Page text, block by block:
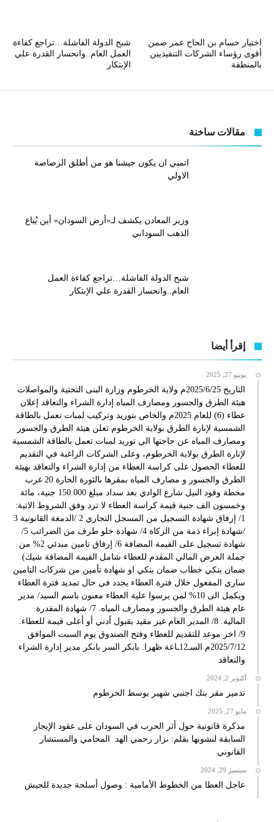
شبح الدولة الفاشلة…تراجع كفاءة
العمل العام..وانحسار القدرة علي
الإبتكار
اختيار حسام بن الحاج عمر ضمن
أقوى رؤساء الشركات التنفيذيين
بالمنطقة
مقالات ساخنة
اتمني ان يكون جيشنا هو من أطلق الرصاصة
الاولي
وزير المعادن يكشف لـ«أرض السودان» أين يُباع
الذهب السوداني
شبح الدولة الفاشلة…تراجع كفاءة العمل
العام..وانحسار القدرة علي الإبتكار
إقرأ أيضا
يونيو 27, 2025
التاريخ 2025/6/25م ولاية الخرطوم وزارة البنى التحتية والمواصلات
هيئة الطرق والجسور ومصارف المياه إدارة الشراء والتعاقد إعلان
عطاء (6) للعام 2025م والخاص بتوريد وتركيب لمبات تعمل بالطاقة
الشمسية لإنارة الطرق بولاية الخرطوم تعلن هيئة الطرق والجسور
ومصارف المياه عن حاجتها الي توريد لمبات تعمل بالطاقة الشمسية
لإنارة الطرق بولاية الخرطوم، وعلى الشركات الراغبة في التقديم
للعطاء الحصول على كراسة العطاء من إدارة الشراء والتعاقد بهيئة
الطرق والجسور و مصارف المياه بمقرها بالثورة الحارة 20 غرب
محطة وقود النيل شارع الوادي بعد سداد مبلغ 150.000 جنية، مائة
وخمسون الف جنية قيمة كراسة العطاء لا ترد وفق الشروط الاتية:
1/ إرفاق شهادة التسجيل من المسجل التجاري 2 /الدمغة القانونية 3
/شهادة إبراء ذمة من الزكاة 4/ شهادة خلو طرف من الضرائب 5/
شهادة تسجيل على القيمة المضافة 6/ إرفاق تامين مبدئي 2% من
جملة العرض المالي المقدم للعطاء شامل القيمة المضافة شيك)
ضمان بنكي خطاب ضمان بنكي او شهادة تأمين من شركات التامين
ساري المفعول خلال فترة العطاء يجدد في حال تمديد فترة العطاء
ويكمل الى 10% لمن يرسوا علية العطاء معنون باسم السيد/ مدير
عام هيئة الطرق والجسور ومصارف المياه. 7/ شهادة المقدرة
المالية. 8/ المدير العام غير مقيد بقبول أدني أو أعلى قيمة للعطاء.
9/ اخر موعد للتقديم للعطاء وفتح الصندوق يوم السبت الموافق
2025/7/12م السـ12ـاعة ظهرا. بابكر السر بابكر مدير إدارة الشراء
والتعاقد
أكتوبر 2, 2024
تدمير مقر بنك اجنبي شهير بوسط الخرطوم
مايو 27, 2025
مذكرة قانونية حول أثر الحرب في السودان على عقود الإيجار
السابقة لنشوبها بقلم: نزار رحمي الهد المحامي والمستشار
القانوني
سبتمبر 29, 2024
عاجل العطا من الخطوط الأمامية : وصول أسلحة جديدة للجيش